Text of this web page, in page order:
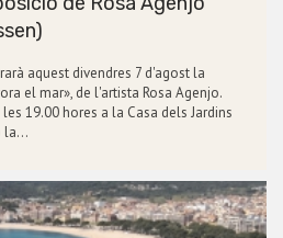
aquest divendres 7 d'agost la
el mar», de l'artista Rosa Agenjo.
19.00 hores a la Casa dels Jardins
la…